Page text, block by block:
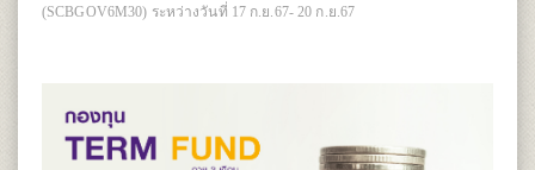
(SCBGOV6M30) ระหว่างวันที่ 17 ก.ย.67- 20 ก.ย.67